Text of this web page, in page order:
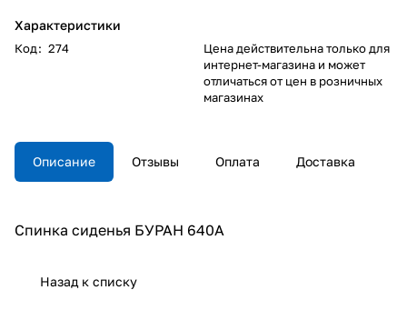
Характеристики
Код: 274
Цена действительна только для
интернет-магазина и может
отличаться от цен в розничных
магазинах
Описание Отзывы Оплата Доставка
Спинка сиденья БУРАН 640А
Назад к списку